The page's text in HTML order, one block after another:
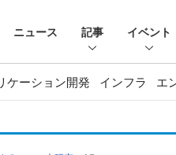
ニュース 記事 イベント
ケーション開発 インフラ エ